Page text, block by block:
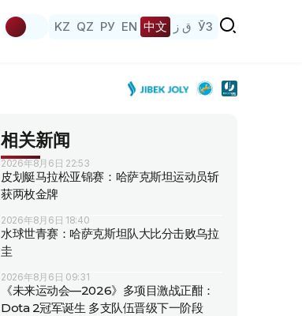
KZ QZ РУ EN 中文 ق ز ЎЗ
相关新闻
2026年8月6日 22:53
皮划艇马拉松亚锦赛：哈萨克斯坦运动员斩
获两枚金牌
2026年8月6日 18:40
水球世青赛：哈萨克斯坦队大比分击败乌拉
圭
2026年8月6日 09:31
《未来运动会—2026》多项目激战正酣：
Dota 2冠军诞生 多支队伍晋级下一阶段